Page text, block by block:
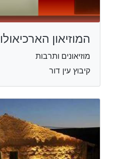
המוזיאון
מוזיאונים ותרבות
קיבוץ עין דור